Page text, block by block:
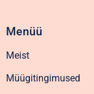
Menüü
Meist
Müügitingimused